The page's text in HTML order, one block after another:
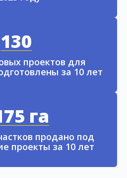
130
проектов для
за 10 лет
га
продано под
проекты за 10 лет